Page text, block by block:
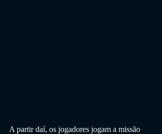
A partir daí, os jogadores jogam a missão